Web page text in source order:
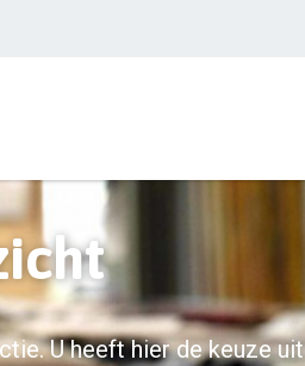
U heeft hier de keuze uit